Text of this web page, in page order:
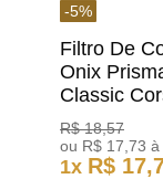
-5%
Filtro De
Onix
Classic
ACDelco
R$ 18,57
ou R$ 17 ,73 à
1x R$ 17,